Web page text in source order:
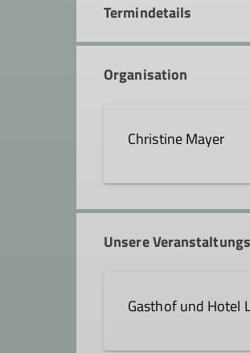
Termindetails
Organisation
Christine Mayer
Unsere
Gasthof und Hotel